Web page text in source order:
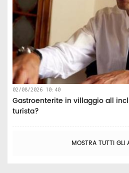
02/08/2026 10:40
Gastroenterite in villaggio all
turista?
MOSTRA TUTTI GLI